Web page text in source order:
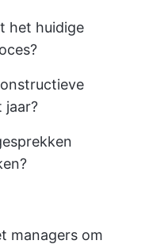
het huidige
jaar?
managers om